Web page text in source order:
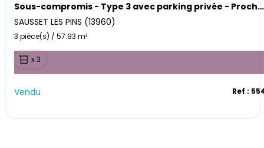
Sous-compromis - Type 3 avec parking privée - Proche mer, Centre Sausset-les-Pins
SAUSSET LES PINS (13960)
3 pièce(s) / 57.93 m²
x 3
Vendu Ref :